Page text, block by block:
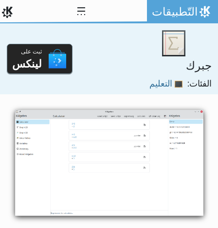
تخط المحتوى
الصفحة الرئيسة
التّطبيقات
جبرك
الفئات: التعليم
ثبت على
لينكس